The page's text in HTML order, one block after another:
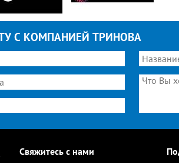
С КОМПАНИЕЙ ТРИНОВА
Свяжитесь с нами